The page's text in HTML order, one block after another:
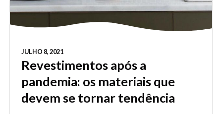
JULHO 8, 2021
Revestimentos após a
pandemia: os materiais que
devem se tornar tendência